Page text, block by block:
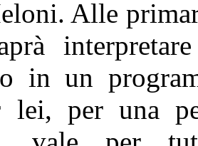
Alle
in un
lei, per una